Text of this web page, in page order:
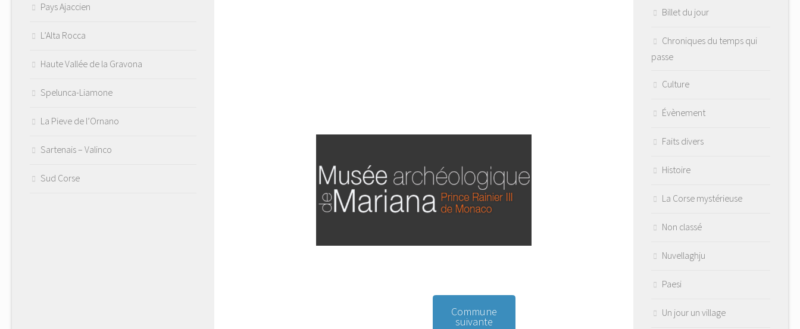
Commune
suivante
Pays Ajaccien
L’Alta Rocca
Haute Vallée de la Gravona
Spelunca-Liamone
La Pieve de l’Ornano
Sartenais – Valinco
Sud Corse
Billet du jour
Chroniques du temps qui
passe
Culture
Évènement
Faits divers
Histoire
La Corse mystérieuse
Non classé
Nuvellaghju
Paesi
Un jour un village